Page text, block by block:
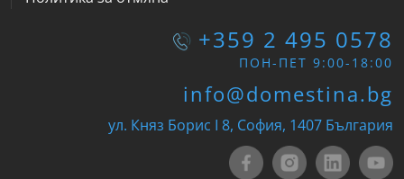
+359 2 495 0578
ПОН-ПЕТ 9:00-18:00
info@domestina.bg
ул. Княз Борис I 8, София, 1407 България